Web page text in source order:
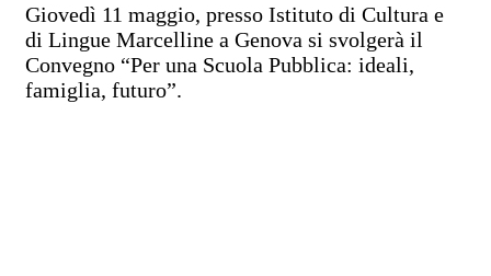
Giovedì 11 maggio, presso Istituto di Cultura e
di Lingue Marcelline a Genova si svolgerà il
Convegno “Per una Scuola Pubblica: ideali,
famiglia, futuro”.